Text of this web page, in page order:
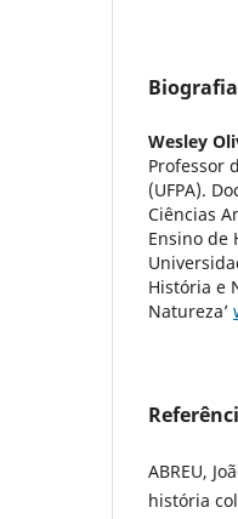
Wesley
Professor
(UFPA).
Ciências
Ensino de
História e
Natureza’
ABREU,
história